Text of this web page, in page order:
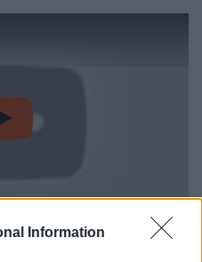
Information
video